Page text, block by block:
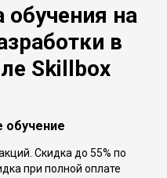
на
в
Skillbox
обучение
Скидка до 55% по
при полной оплате